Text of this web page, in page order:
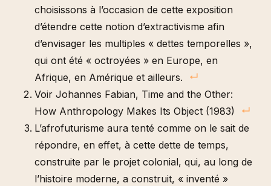
choisissons à l’occasion de cette exposition
d’étendre cette notion d’extractivisme afin
d’envisager les multiples « dettes temporelles »,
qui ont été « octroyées » en Europe, en
Afrique, en Amérique et ailleurs.
Voir Johannes Fabian, Time and the Other:
How Anthropology Makes Its Object (1983)
L’afrofuturisme aura tenté comme on le sait de
répondre, en effet, à cette dette de temps,
construite par le projet colonial, qui, au long de
l’histoire moderne, a construit, « inventé »